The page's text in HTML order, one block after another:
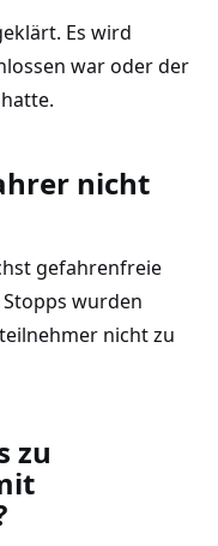
Es wird
war oder der
nicht
gefahrenfreie
wurden
nicht zu
zu